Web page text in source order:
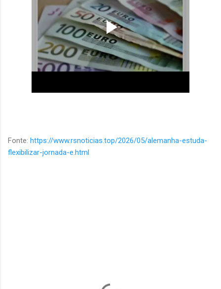
Fonte: https://www.rsnoticias.top/2026/05/alemanha-estuda-
flexibilizar-jornada-e.html